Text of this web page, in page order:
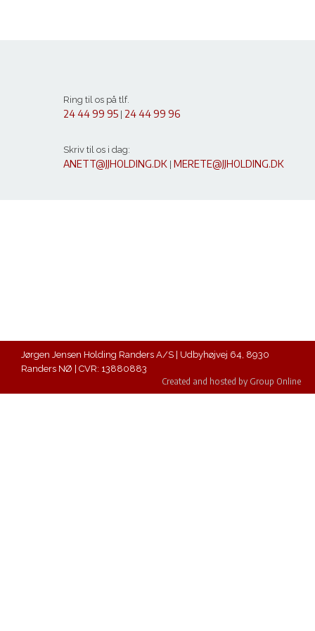
Ring til os på tlf.
24 44 99 95| 24 44 99 96
Skriv til os i dag:
ANETT@JJHOLDING.DK MERETE@JJHOLDING.DK
Jørgen Jensen Holding Randers A/S | Udbyhøjvej 64, 8930
Randers NØ | CVR: 13880883​
Created and hosted by Group Online